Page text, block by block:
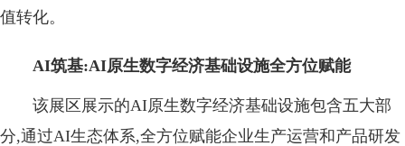
值转化。
AI筑基:AI原生数字经济基础设施全方位赋能
该展区展示的AI原生数字经济基础设施包含五大部
分,通过AI生态体系,全方位赋能企业生产运营和产品研发